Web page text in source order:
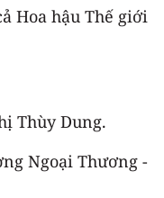
Hoa hậu Thế giới
Thùy Dung.
Ngoại Thương -